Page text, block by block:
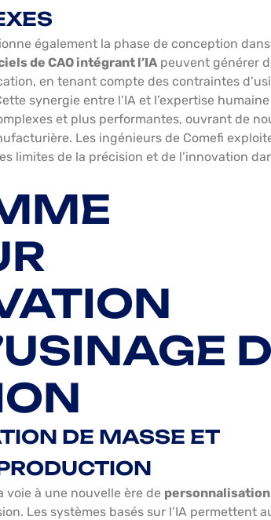
également la phase de conception dans
de CAO intégrant l’IApeuvent générer
en tenant compte des contraintes
synergie entre l’IA et l’expertise
et plus performantes, ouvrant de
Les ingénieurs de Comefi
limites de la précision et de l’innovation
DE MASSE ET
voie à une nouvelle ère de personnalisation
Les systèmes basés sur l’IA permettent